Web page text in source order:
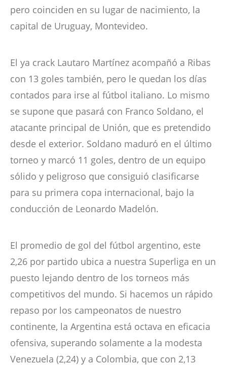
pero coinciden en su lugar de nacimiento, la
capital de Uruguay, Montevideo.
El ya crack Lautaro Martínez acompañó a Ribas
con 13 goles también, pero le quedan los días
contados para irse al fútbol italiano. Lo mismo
se supone que pasará con Franco Soldano, el
atacante principal de Unión, que es pretendido
desde el exterior. Soldano maduró en el último
torneo y marcó 11 goles, dentro de un equipo
sólido y peligroso que consiguió clasificarse
para su primera copa internacional, bajo la
conducción de Leonardo Madelón.
El promedio de gol del fútbol argentino, este
2,26 por partido ubica a nuestra Superliga en un
puesto lejando dentro de los torneos más
competitivos del mundo. Si hacemos un rápido
repaso por los campeonatos de nuestro
continente, la Argentina está octava en eficacia
ofensiva, superando solamente a la modesta
Venezuela (2,24) y a Colombia, que con 2,13